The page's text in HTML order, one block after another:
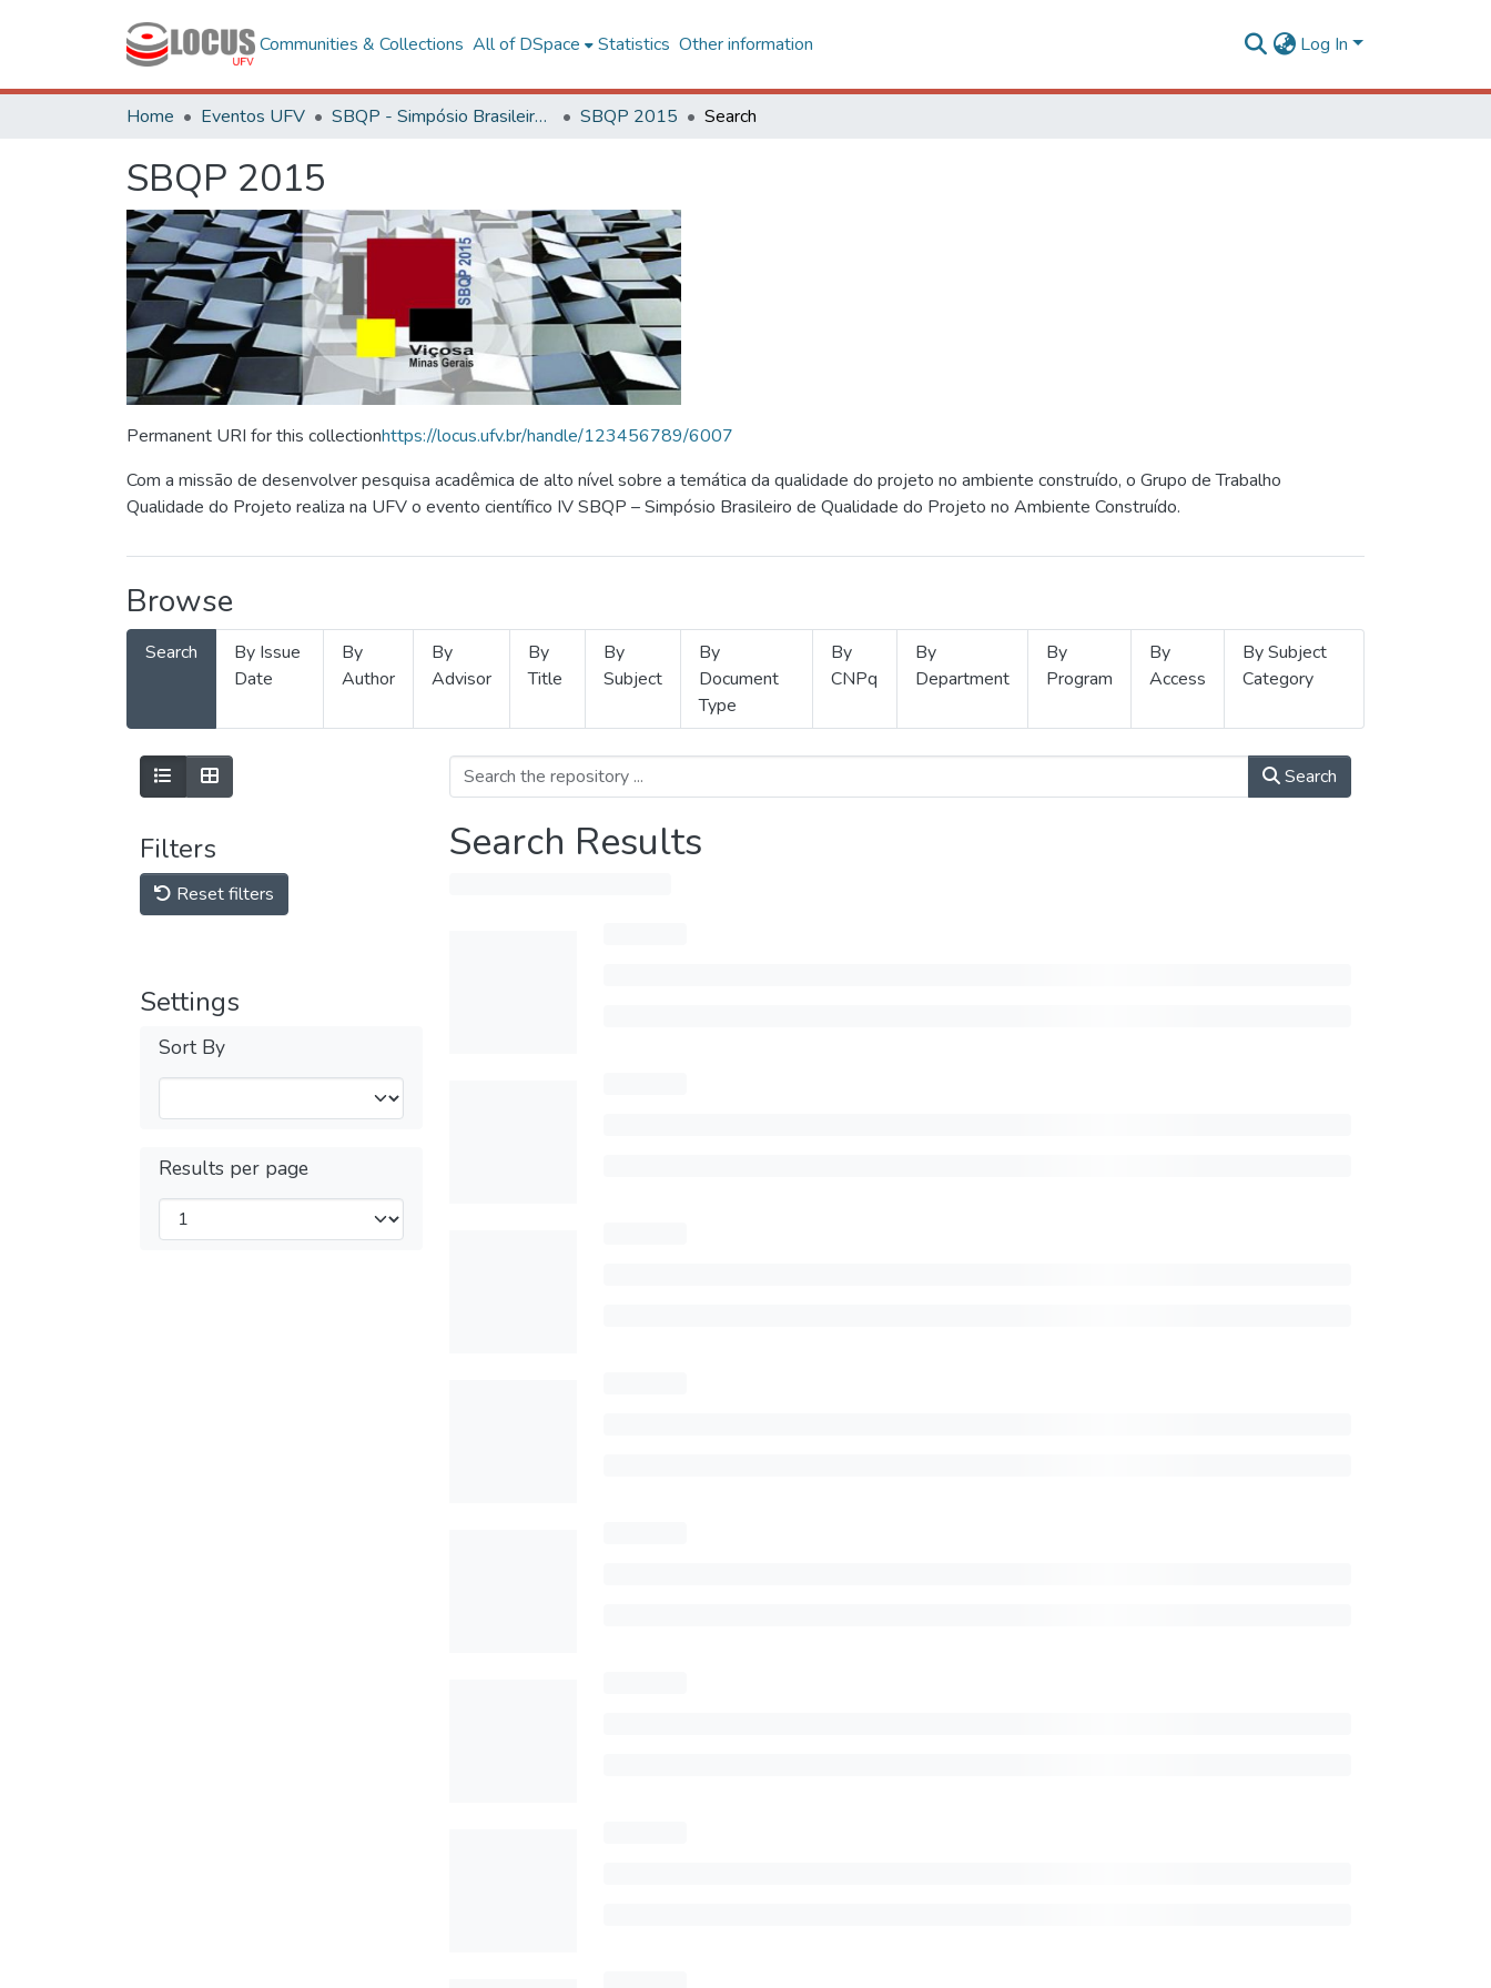
Communities & Collections All of DSpace Statistics Other information Log In
Home Eventos UFV SBQP - Simpósio Brasileiro de Qualidade do Projeto no Ambiente Construído SBQP 2015 Search
SBQP 2015
Permanent URI for this collectionhttps://locus.ufv.br/handle/123456789/6007
Com a missão de desenvolver pesquisa acadêmica de alto nível sobre a temática da qualidade do projeto no ambiente construído, o Grupo de Trabalho
Qualidade do Projeto realiza na UFV o evento científico IV SBQP – Simpósio Brasileiro de Qualidade do Projeto no Ambiente Construído.
Browse
Search
By Issue
Date
By
Author
By
Advisor
By
Title
By
Subject
By
Document
Type
By
CNPq
By
Department
By
Program
By
Access
By Subject
Category
Filters
Reset filters
Settings
Sort By
Results per page
Search
Search Results